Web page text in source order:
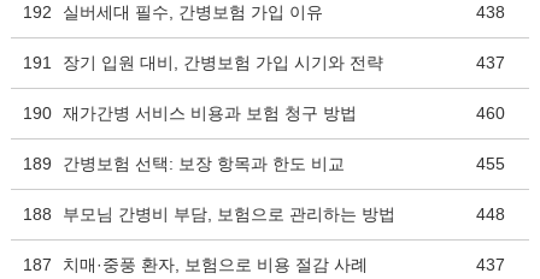
192 실버세대 필수, 간병보험 가입 이유 438
191 장기 입원 대비, 간병보험 가입 시기와 전략 437
190 재가간병 서비스 비용과 보험 청구 방법 460
189 간병보험 선택: 보장 항목과 한도 비교 455
188 부모님 간병비 부담, 보험으로 관리하는 방법 448
187 치매·중풍 환자, 보험으로 비용 절감 사례 437